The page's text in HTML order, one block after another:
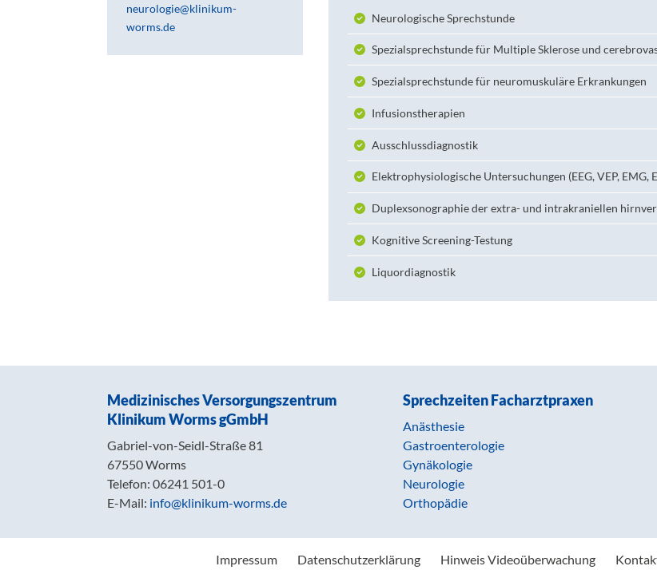
neurologie@klinikum-
worms.de
Neurologische Sprechstunde
Spezialsprechstunde für Multiple Sklerose und
Spezialsprechstunde für neuromuskuläre Erkrankungen
Infusionstherapien
Ausschlussdiagnostik
Elektrophysiologische Untersuchungen (EEG, VEP, EMG,
Duplexsonographie der extra- und intrakraniellen
Kognitive Screening-Testung
Liquordiagnostik
Medizinisches Versorgungszentrum
Klinikum Worms gGmbH
Gabriel-von-Seidl-Straße 81
67550 Worms
Telefon: 06241 501-0
E-Mail: info@klinikum-worms.de
Sprechzeiten Facharztpraxen
Anästhesie
Gastroenterologie
Gynäkologie
Neurologie
Orthopädie
Impressum Datenschutzerklärung Hinweis Videoüberwachung